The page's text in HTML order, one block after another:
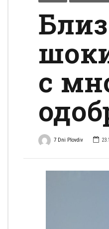
с
7 Dni Plovdiv